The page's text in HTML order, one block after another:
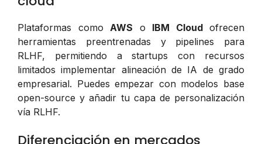
Plataformas como AWS o IBM Cloudofrecen
herramientas preentrenadas y pipelines para
RLHF, permitiendo a startups con recursos
limitados implementar alineación de IA de grado
empresarial. Puedes empezar con modelos base
open-source y añadir tu capa de personalización
vía RLHF.
Diferenciación en mercados